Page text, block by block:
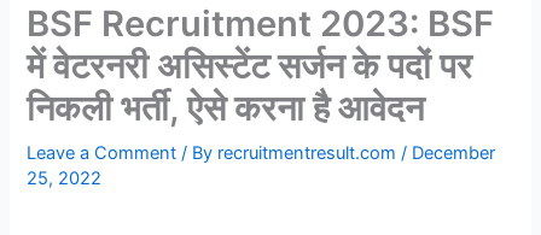
BSF Recruitment 2023: BSF
में वेटरनरी असिस्टेंट सर्जन के पदों पर
निकली भर्ती, ऐसे करना है आवेदन
Leave a Comment / By recruitmentresult.com/ December
25, 2022